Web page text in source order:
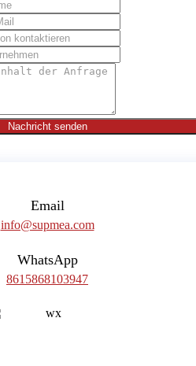
Nachricht senden
Email
info@supmea.com
WhatsApp
8615868103947